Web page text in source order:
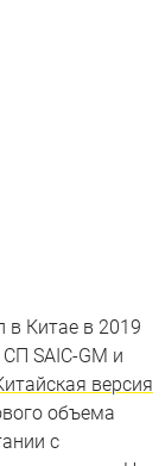
в Китае в 2019
SAIC-GM и
версия
объема
с